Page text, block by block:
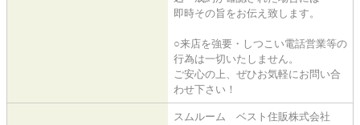
即時その旨をお伝え致します。
○来店を強要・しつこい電話営業等の
行為は一切いたしません。
ご安心の上、ぜひお気軽にお問い合
わせ下さい！
スムルーム ベスト住販株式会社